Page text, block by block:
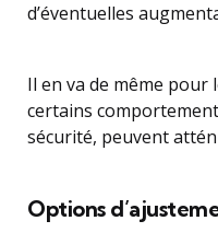
d’éventuelles
Il en va de même
certains
sécurité, peuvent
Options